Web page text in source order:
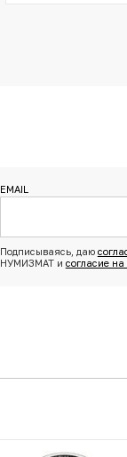
EMAIL
Подписываясь, даю
НУМИЗМАТ и согласие